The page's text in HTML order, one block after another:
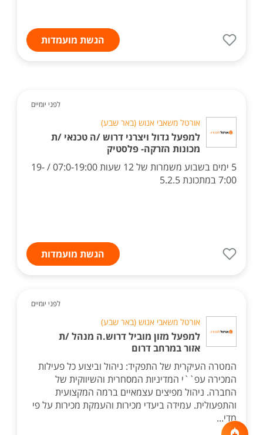
הגשת מועמדות
לפני יומיים
אורטל משאבי אנוש (באר שבע)
למפעל גדול ויצרני דרוש /ה טכנאי /ת
מכונות הזרקה- פלסטיק
5 ימים בשבוע משמרות של 12 שעות 07:0-19:00 / 19-
7:00 במתכונת 5.2.5
הגשת מועמדות
לפני יומיים
אורטל משאבי אנוש (באר שבע)
למפעל מזון מוביל דרוש.ה מנהל /ת
אזור במרחב דרום
המטרה העיקרית של התפקיד: ניהול וביצוע כל פעילות
המכירה עפ``י המדיניות המסחרית והשיווקית של
החברה. ניהול מפיצים עצמאיים ברמה המקצועית
והתפעולית. עמידה ביעדי מכירות והעמקת מכירות על פי
מדי...